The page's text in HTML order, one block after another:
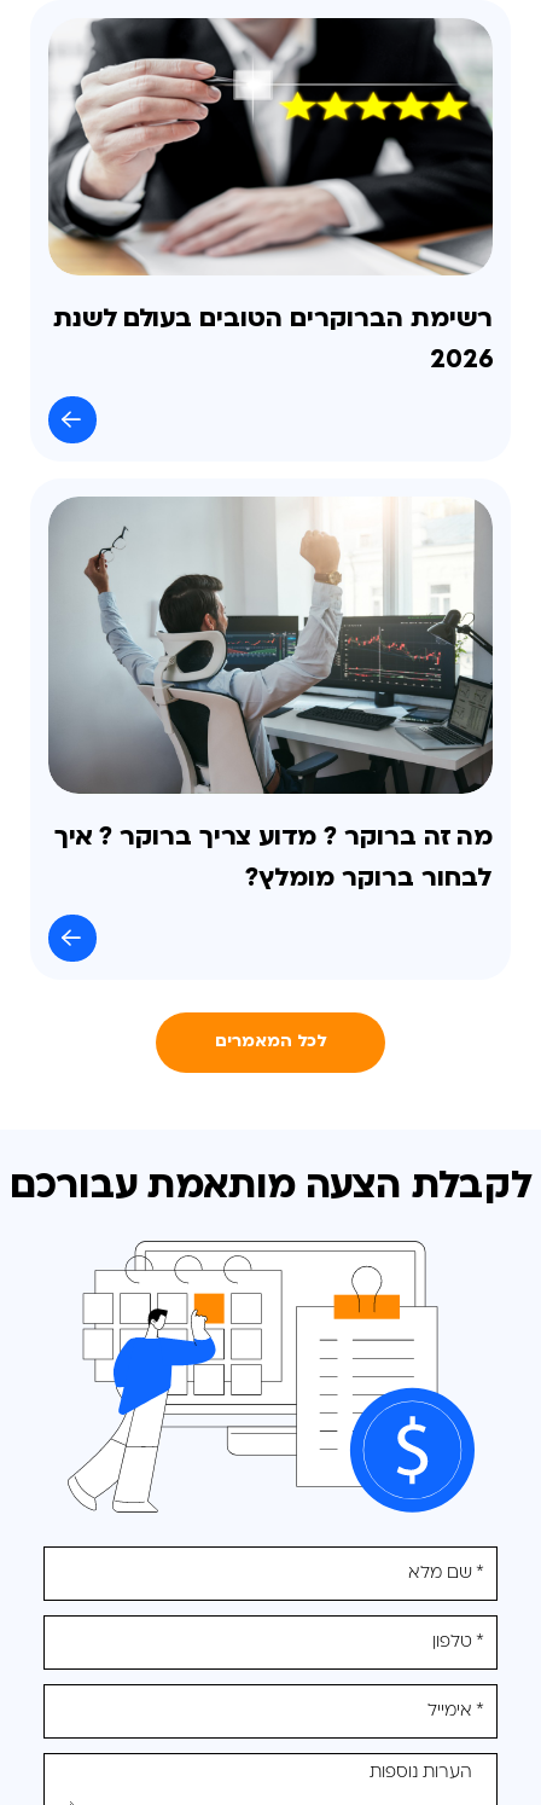
רשימת הברוקרים הטובים בעולם לשנת
2026
מה זה ברוקר ? מדוע צריך ברוקר ? איך
לבחור ברוקר מומלץ?
לכל המאמרים
לקבלת הצעה מותאמת עבורכם
אנא
מלאו
את
טופס
לקבלת
הצעה